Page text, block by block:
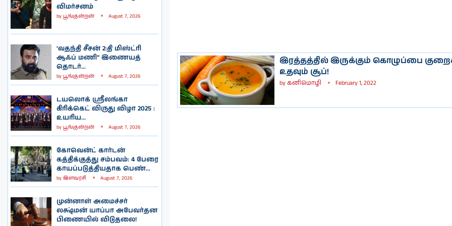
விமர்சனம்
by பூங்குன்றன் August 7, 2026
‘வதந்தி சீசன் 2:தி மிஸ்ட்ரி
ஆஃப் மணி” இணையத்
தொடர்...
by பூங்குன்றன் August 7, 2026
டயலொக் ஸ்ரீலங்கா
கிரிக்கெட் விருது விழா 2025 :
உயரிய...
by பூங்குன்றன் August 7, 2026
கோவென்ட் கார்டன்
கத்திக்குத்து சம்பவம்: 4 பேரை
காயப்படுத்தியதாக பெண்...
by இளவரசி August 7, 2026
முன்னாள் அமைச்சர்
லக்ஷ்மன் யாப்பா அபேவர்தன
பிணையில் விடுதலை!
இரத்தத்தில் இருக்கும் கொழுப்பை
உதவும் சூப்!
byகனிமொழி February 1, 2022